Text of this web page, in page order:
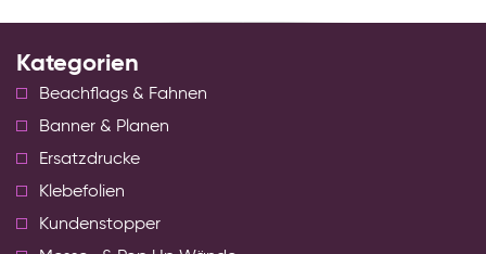
Kategorien
Beachflags & Fahnen
Banner & Planen
Ersatzdrucke
Klebefolien
Kundenstopper